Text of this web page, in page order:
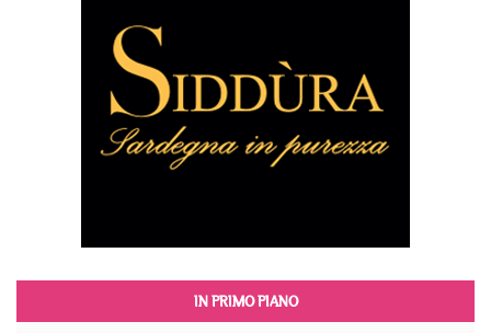
IN PRIMO PIANO